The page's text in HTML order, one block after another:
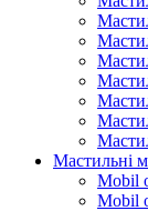
Мастильні
Mobil
Mobil